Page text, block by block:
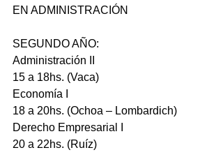
EN ADMINISTRACIÓN
SEGUNDO AÑO:
Administración II
15 a 18hs. (Vaca)
Economía I
18 a 20hs. (Ochoa – Lombardich)
Derecho Empresarial I
20 a 22hs. (Ruíz)